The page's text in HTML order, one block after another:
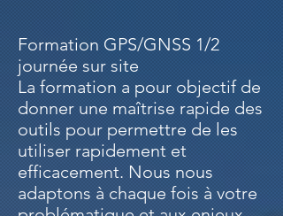
Formation GPS/GNSS 1/2
journée sur site
La formation a pour objectif de
donner une maîtrise rapide des
outils pour permettre de les
utiliser rapidement et
efficacement. Nous nous
adaptons à chaque fois à votre